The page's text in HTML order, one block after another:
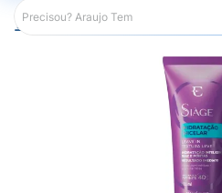
Araujo Cabelo